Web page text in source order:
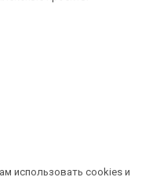
использовать cookies и